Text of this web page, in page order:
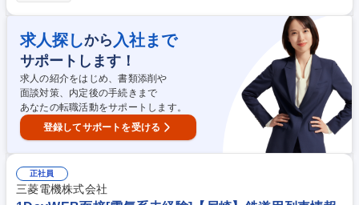
材料の在庫管理 /CIP洗浄 ※詳細について備考欄に記載 【人員管理・教
育】 ■製造部署で働くアルバイト・パートスタッフの人員管理やOJTによ
る教育研修も行います 業務の変更の範囲：当社が定める範囲 募集職種 静
岡県【製造工場/アイスクリーム】業績好調/マイカー通勤
求人探しから 入社まで
サポートします！
求人の紹介をはじめ、書類添削や
面談対策、内定後の手続きまで
あなたの転職活動をサポートします。
登録してサポートを受ける
正社員
三菱電機株式会社